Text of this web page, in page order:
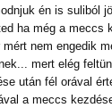
én is suliból
ha még a meccs
mért nem engedik
mert elég
után fél orával
a meccs